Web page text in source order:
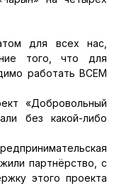
для всех нас,
того, что для
работать ВСЕМ
«Добровольный
без какой-либо
партнёрство, с
этого проекта